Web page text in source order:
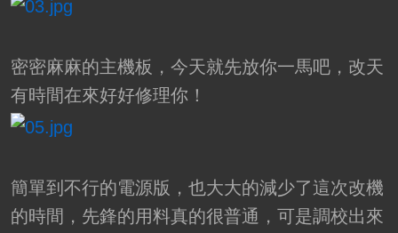
密密麻麻的主機板，今天就先放你一馬吧，改天
有時間在來好好修理你！
簡單到不行的電源版，也大大的減少了這次改機
的時間，先鋒的用料真的很普通，可是調校出來